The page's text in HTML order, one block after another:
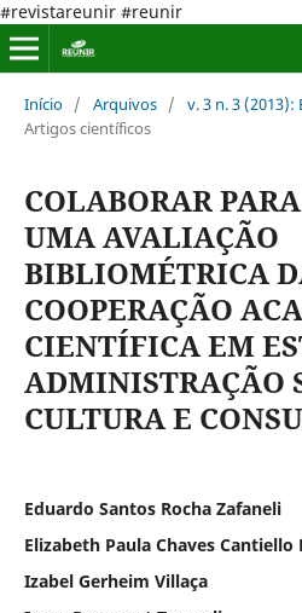
#revistareunir #reunir
Início / Arquivos / v. 3 n. 3 (2013):
Artigos científicos
COLABORAR
UMA AVALIAÇÃO
BIBLIOMÉTRICA
COOPERAÇÃO
CIENTÍFICA EM
ADMINISTRAÇÃO
CULTURA E
Eduardo Santos Rocha Zafaneli
Elizabeth Paula Chaves Cantiello
Izabel Gerheim Villaça